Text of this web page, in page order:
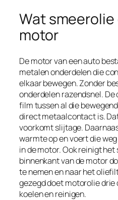
Wat
motor
De motor van een auto
metalen onderdelen die
elkaar bewegen. Zonder
onderdelen razendsnel.
film tussen al die
direct metaalcontact is.
voorkomt slijtage.
warmte op en voert die
in de motor. Ook reinigt
binnenkant van de motor
te nemen en naar het
gezegd doet motorolie
koelen en reinigen.